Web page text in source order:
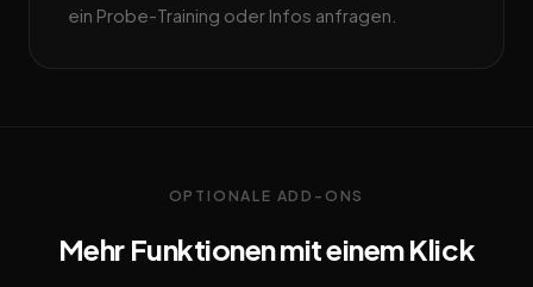
ein Probe-Training oder Infos anfragen.
OPTIONALE ADD-ONS
Mehr Funktionen mit einem Klick